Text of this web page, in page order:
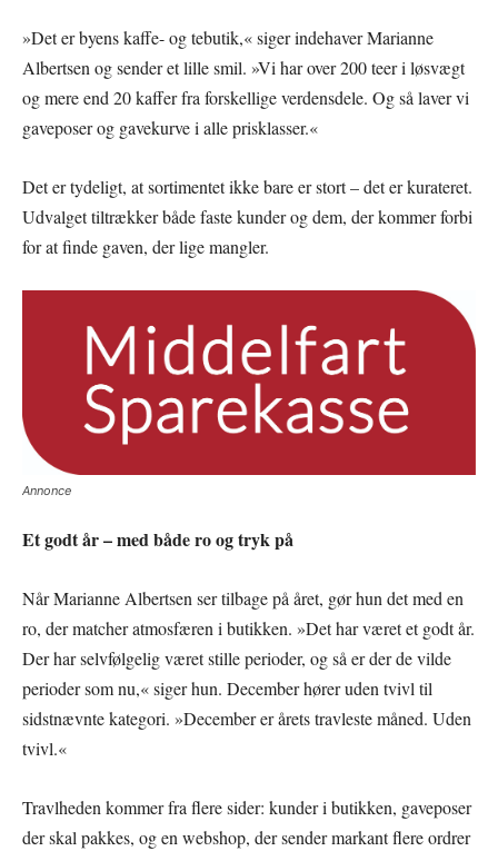
»Det er byens kaffe- og tebutik,« siger indehaver Marianne
Albertsen og sender et lille smil. »Vi har over 200 teer i løsvægt
og mere end 20 kaffer fra forskellige verdensdele. Og så laver vi
gaveposer og gavekurve i alle prisklasser.«
Det er tydeligt, at sortimentet ikke bare er stort – det er kurateret.
Udvalget tiltrækker både faste kunder og dem, der kommer forbi
for at finde gaven, der lige mangler.
Annonce
Et godt år – med både ro og tryk på
Når Marianne Albertsen ser tilbage på året, gør hun det med en
ro, der matcher atmosfæren i butikken. »Det har været et godt år.
Der har selvfølgelig været stille perioder, og så er der de vilde
perioder som nu,« siger hun. December hører uden tvivl til
sidstnævnte kategori. »December er årets travleste måned. Uden
tvivl.«
Travlheden kommer fra flere sider: kunder i butikken, gaveposer
der skal pakkes, og en webshop, der sender markant flere ordrer